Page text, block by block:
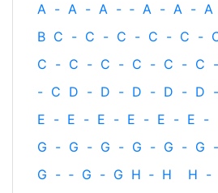
A - A - A - ‐ A - A - A
B C - C - C - C - C -
C - C - C - C - C - C -
- C D - D - D - D - D -
E - E - E - E - E - E -
G - G - G - G - G - G -
G - ‐ G - G H ‐ H H -